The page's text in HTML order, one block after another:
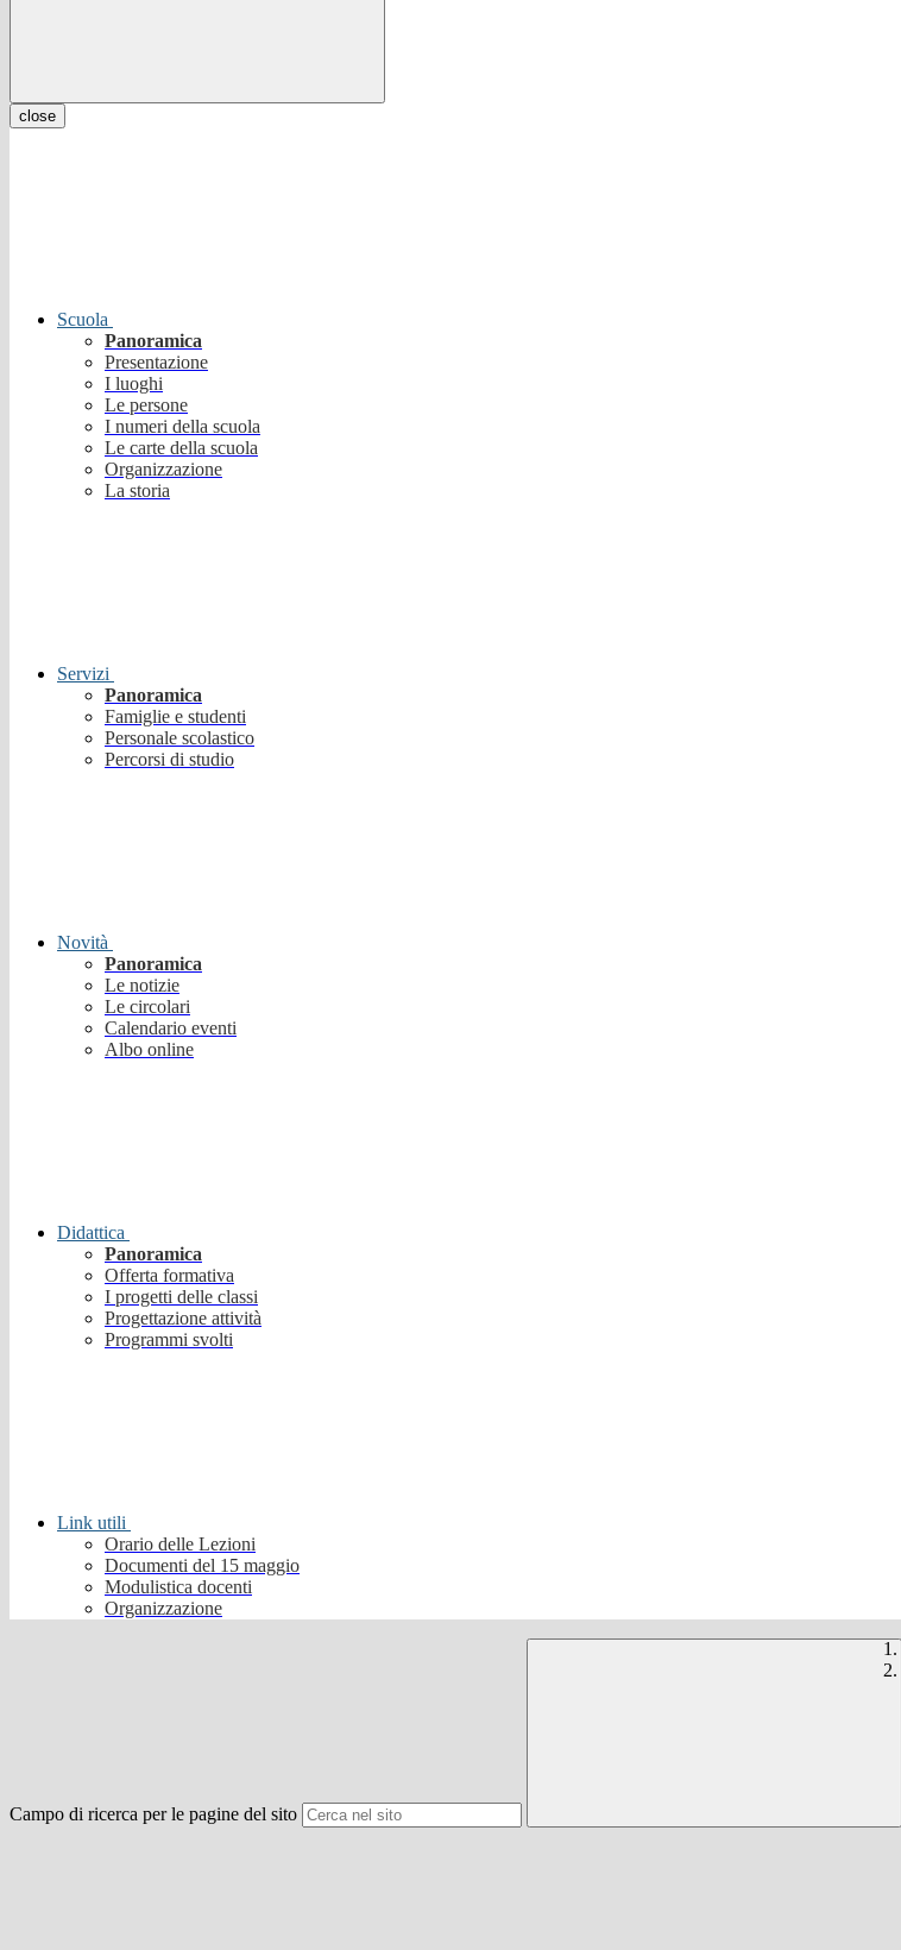
close
Scuola
Panoramica
Presentazione
I luoghi
Le persone
I numeri della scuola
Le carte della scuola
Organizzazione
La storia
Servizi
Panoramica
Famiglie e studenti
Personale scolastico
Percorsi di studio
Novità
Panoramica
Le notizie
Le circolari
Calendario eventi
Albo online
Didattica
Panoramica
Offerta formativa
I progetti delle classi
Progettazione attività
Programmi svolti
Link utili
Orario delle Lezioni
Documenti del 15 maggio
Modulistica docenti
Organizzazione
Campo di ricerca per le pagine del sito